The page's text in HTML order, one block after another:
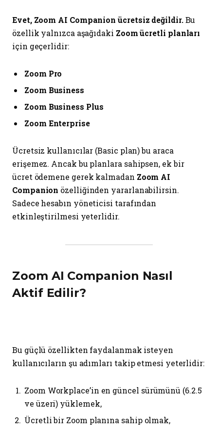
Evet, Zoom AI Companion ücretsiz değildir.Bu
özellik yalnızca aşağıdaki Zoom ücretli planları
için geçerlidir:
Zoom Pro
Zoom Business
Zoom Business Plus
Zoom Enterprise
Ücretsiz kullanıcılar (Basic plan) bu araca
erişemez. Ancak bu planlara sahipsen, ek bir
ücret ödemene gerek kalmadan Zoom AI
Companion özelliğinden yararlanabilirsin.
Sadece hesabın yöneticisi tarafından
etkinleştirilmesi yeterlidir.
Zoom AI Companion Nasıl
Aktif Edilir?
Bu güçlü özellikten faydalanmak isteyen
kullanıcıların şu adımları takip etmesi yeterlidir:
Zoom Workplace’in en güncel sürümünü (6.2.5
ve üzeri) yüklemek,
Ücretli bir Zoom planına sahip olmak,